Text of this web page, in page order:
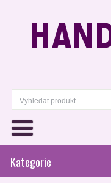
Kategorie